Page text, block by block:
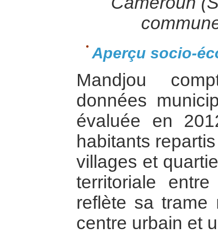
Aperçu socio-
Mandjou
données
évaluée en
habitants
villages et
territoriale
reflète sa trame
centre urbain et